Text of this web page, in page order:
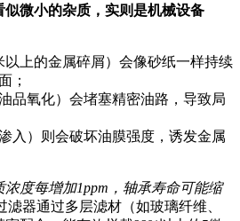
似微小的杂质，实则是机械设备
以上的金属碎屑）会像砂纸一样持续
；
油品氧化）会堵塞精密油路，导致局
入）则会破坏油膜强度，诱发金属
度每增加1ppm，轴承寿命可能缩
滤器通过多层滤材（如玻璃纤维、